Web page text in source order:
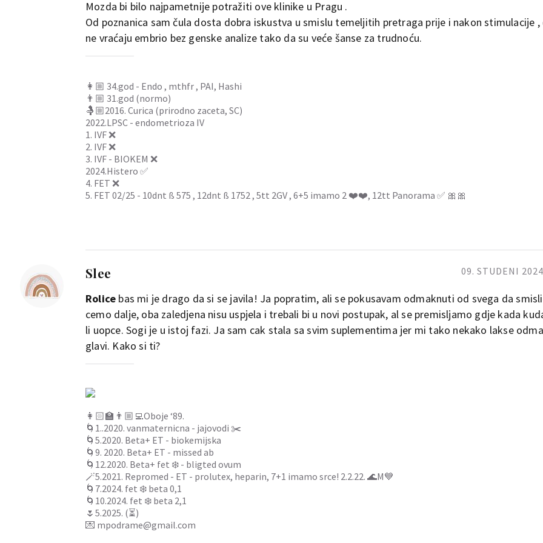
Mozda bi bilo najpametnije potražiti ove klinike u Pragu .
Od poznanica sam čula dosta dobra iskustva u smislu temeljitih pretraga prije i nakon stimulacije
ne vraćaju embrio bez genske analize tako da su veće šanse za trudnoću.
👩🏼 34.god - Endo , mthfr , PAI, Hashi
👨🏼 31.god (normo)
🤱🏼2016. Curica (prirodno zaceta, SC)
2022.LPSC - endometrioza IV
1. IVF ❌
2. IVF ❌
3. IVF - BIOKEM ❌
2024.Histero ✅
4. FET ❌
5. FET 02/25 - 10dnt ß 575 , 12dnt ß 1752 , 5tt 2GV , 6+5 imamo 2 ❤️❤️, 12tt Panorama ✅ 🎀🎀
Slee 09. STUDENI
Rolice bas mi je drago da si se javila! Ja popratim, ali se pokusavam odmaknuti od svega da
cemo dalje, oba zaledjena nisu uspjela i trebali bi u novi postupak, al se premisljamo gdje kada
li uopce. Sogi je u istoj fazi. Ja sam cak stala sa svim suplementima jer mi tako nekako lakse
glavi. Kako si ti?
👩🏻‍🏫👨🏼‍💻Oboje ‘89.
🌀1..2020. vanmaternicna - jajovodi ✂️
🌀5.2020. Beta+ ET - biokemijska
🌀9. 2020. Beta+ ET - missed ab
🌀12.2020. Beta+ fet ❄️ - bligted ovum
🪄5.2021. Repromed - ET - prolutex, heparin, 7+1 imamo srce! 2.2.22. 🌊M💙
🌀7.2024. fet ❄️ beta 0,1
🌀10.2024. fet ❄️ beta 2,1
🌷5.2025. (⏳)
💌 mpodrame@gmail.com